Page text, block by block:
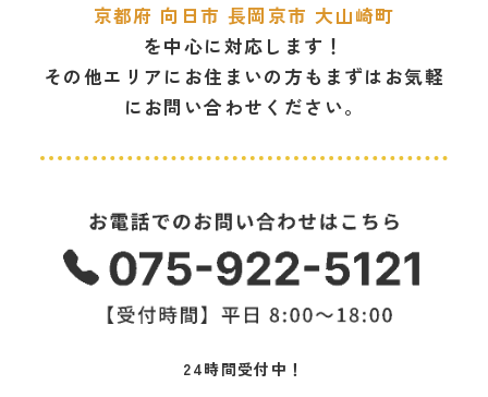
京都府 向日市 長岡京市 大山崎町
を中心に対応します！
その他エリアにお住まいの方もまずは お気軽
にお問い合わせください。
24時間受付中！